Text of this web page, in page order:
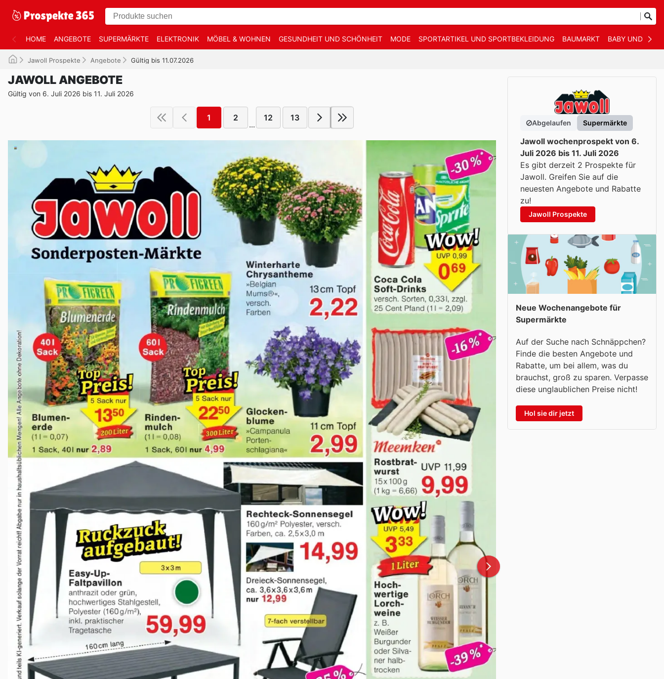
HOME ANGEBOTE SUPERMÄRKTE ELEKTRONIK MÖBEL & WOHNEN GESUNDHEIT UND SCHÖNHEIT MODE SPORTARTIKEL UND SPORTBEKLEIDUNG BAUMARKT BABY UND KIND
Jawoll Prospekte Angebote Gültig bis 11.07.2026
JAWOLL ANGEBOTE
Gültig von 6. Juli 2026 bis 11. Juli 2026
1 2
...
12 13
Abgelaufen Supermärkte
Jawoll wochenprospekt von 6.
Juli 2026 bis 11. Juli 2026
Es gibt derzeit 2 Prospekte für
Jawoll. Greifen Sie auf die
neuesten Angebote und Rabatte
zu!
Jawoll Prospekte
Neue Wochenangebote für
Supermärkte
Auf der Suche nach Schnäppchen?
Finde die besten Angebote und
Rabatte, um bei allem, was du
brauchst, groß zu sparen. Verpasse
diese unglaublichen Preise nicht!
Hol sie dir jetzt